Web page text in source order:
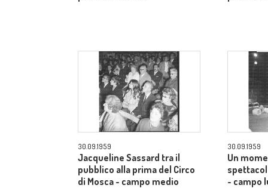
30.09.1959
Jacqueline Sassard tra il
pubblico alla prima del Circo
di Mosca - campo medio
30.09.1959
Un
- campo